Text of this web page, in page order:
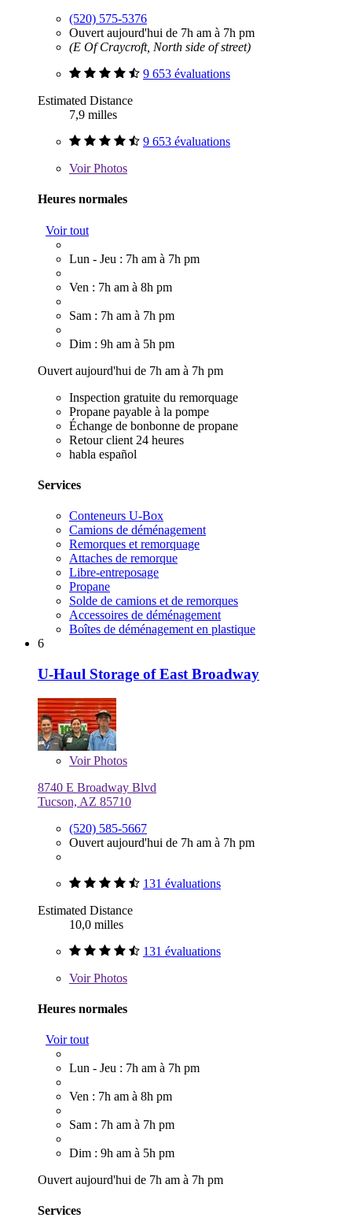
(520) 575-5376
Ouvert aujourd'hui de 7h am à 7h pm
(E Of Craycroft, North side of street)
9 653 évaluations
Estimated Distance
7,9 milles
9 653 évaluations
VoirPhotos
Heures normales
Voir tout
Lun - Jeu : 7h am à 7h pm
Ven : 7h am à 8h pm
Sam : 7h am à 7h pm
Dim : 9h am à 5h pm
Ouvert aujourd'hui de 7h am à 7h pm
Inspection gratuite du remorquage
Propane payable à la pompe
Échange de bonbonne de propane
Retour client 24 heures
habla español
Services
Conteneurs U-Box
Camions de déménagement
Remorques et remorquage
Attaches de remorque
Libre-entreposage
Propane
Solde de camions et de remorques
Accessoires de déménagement
Boîtes de déménagement en plastique
6
U-Haul Storage of East Broadway
VoirPhotos
8740 E Broadway Blvd
Tucson, AZ 85710
(520) 585-5667
Ouvert aujourd'hui de 7h am à 7h pm
131 évaluations
Estimated Distance
10,0 milles
131 évaluations
VoirPhotos
Heures normales
Voir tout
Lun - Jeu : 7h am à 7h pm
Ven : 7h am à 8h pm
Sam : 7h am à 7h pm
Dim : 9h am à 5h pm
Ouvert aujourd'hui de 7h am à 7h pm
Services